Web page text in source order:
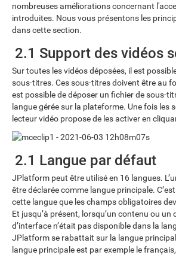
nombreuses améliorations concernant
introduites. Nous vous présentons les
dans cette section.
2.1 Support des vidéos
Sur toutes les vidéos déposées, il est
sous-titres. Ces sous-titres doivent être au
est possible de déposer un fichier de sous-
langue gérée sur la plateforme. Une fois les
lecteur vidéo propose de les activer en
2.1 Langue par défaut
JPlatform peut être utilisé en 16 langues.
être déclarée comme langue principale.
cette langue que les champs obligatoires
Et jusqu’à présent, lorsqu’un contenu ou un
d’interface n’était pas disponible dans la
JPlatform se rabattait sur la langue
langue principale est par exemple le